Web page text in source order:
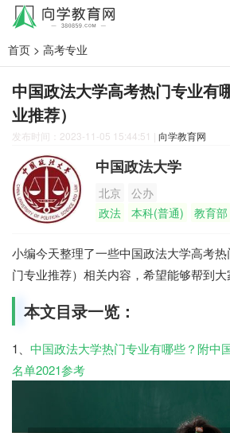
首页 > 高考专业
中国政法大学高考热门专业有
业推荐）
发布时间：2023-11-05 15:44:51 | 向学教育网
中国政法大学
北京
公办
政法
本科(普通) 教育部
小编今天整理了一些中国政法大学高考
门专业推荐）相关内容，希望能够帮到大
本文目录一览：
1、 中国政法大学热门专业有哪些？附中
名单2021参考